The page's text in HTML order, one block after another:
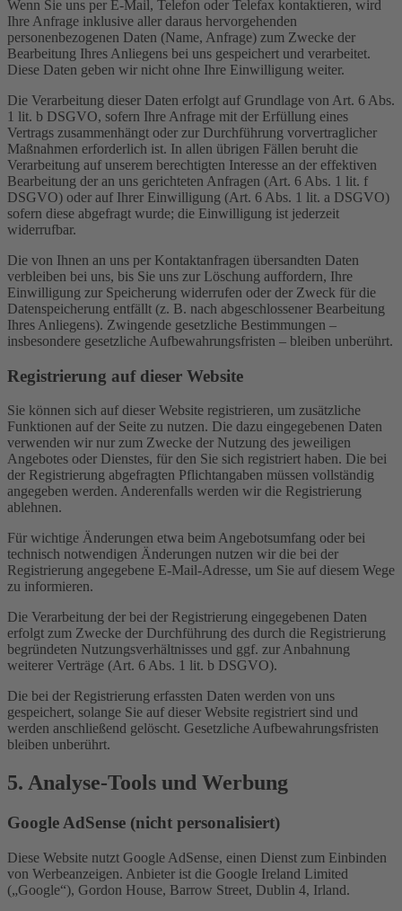
Wenn Sie uns per E-Mail, Telefon oder Telefax kontaktieren, wird
Ihre Anfrage inklusive aller daraus hervorgehenden
personenbezogenen Daten (Name, Anfrage) zum Zwecke der
Bearbeitung Ihres Anliegens bei uns gespeichert und verarbeitet.
Diese Daten geben wir nicht ohne Ihre Einwilligung weiter.
Die Verarbeitung dieser Daten erfolgt auf Grundlage von Art. 6 Abs.
1 lit. b DSGVO, sofern Ihre Anfrage mit der Erfüllung eines
Vertrags zusammenhängt oder zur Durchführung vorvertraglicher
Maßnahmen erforderlich ist. In allen übrigen Fällen beruht die
Verarbeitung auf unserem berechtigten Interesse an der effektiven
Bearbeitung der an uns gerichteten Anfragen (Art. 6 Abs. 1 lit. f
DSGVO) oder auf Ihrer Einwilligung (Art. 6 Abs. 1 lit. a DSGVO)
sofern diese abgefragt wurde; die Einwilligung ist jederzeit
widerrufbar.
Die von Ihnen an uns per Kontaktanfragen übersandten Daten
verbleiben bei uns, bis Sie uns zur Löschung auffordern, Ihre
Einwilligung zur Speicherung widerrufen oder der Zweck für die
Datenspeicherung entfällt (z. B. nach abgeschlossener Bearbeitung
Ihres Anliegens). Zwingende gesetzliche Bestimmungen –
insbesondere gesetzliche Aufbewahrungsfristen – bleiben unberührt.
Registrierung auf dieser Website
Sie können sich auf dieser Website registrieren, um zusätzliche
Funktionen auf der Seite zu nutzen. Die dazu eingegebenen Daten
verwenden wir nur zum Zwecke der Nutzung des jeweiligen
Angebotes oder Dienstes, für den Sie sich registriert haben. Die bei
der Registrierung abgefragten Pflichtangaben müssen vollständig
angegeben werden. Anderenfalls werden wir die Registrierung
ablehnen.
Für wichtige Änderungen etwa beim Angebotsumfang oder bei
technisch notwendigen Änderungen nutzen wir die bei der
Registrierung angegebene E-Mail-Adresse, um Sie auf diesem Wege
zu informieren.
Die Verarbeitung der bei der Registrierung eingegebenen Daten
erfolgt zum Zwecke der Durchführung des durch die Registrierung
begründeten Nutzungsverhältnisses und ggf. zur Anbahnung
weiterer Verträge (Art. 6 Abs. 1 lit. b DSGVO).
Die bei der Registrierung erfassten Daten werden von uns
gespeichert, solange Sie auf dieser Website registriert sind und
werden anschließend gelöscht. Gesetzliche Aufbewahrungsfristen
bleiben unberührt.
5. Analyse-Tools und Werbung
Google AdSense (nicht personalisiert)
Diese Website nutzt Google AdSense, einen Dienst zum Einbinden
von Werbeanzeigen. Anbieter ist die Google Ireland Limited
(„Google“), Gordon House, Barrow Street, Dublin 4, Irland.